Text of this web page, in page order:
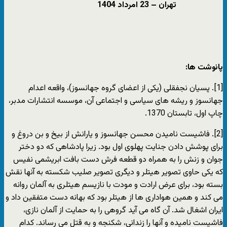
تهران – 23 امرداد 1404
پانوشت ها:
[1]. پسیان نجفقلی (یکی از اعضای گروه جهانسوز)، واقعه اعدام
جهانسوز و ریشه های سیاسی و اجتماعی آن، موسسه انتشارات مدبر،
چاپ اول، تابستان 1370.
[2]. فاشیست نامیدن محسن جهانسوز و یارانش از بیخ و بن دروغ و
برای پوشش دادن جنایت پهلوی اول بود. زیرا پادشاهی که دو دختر
جوان و زنش را به همراه دو قطعه فرش دست بافت ابریشمی نفیس
که یکی حاوی تصویر هیتلر و دیگری تصویر صلیب شکسته به آنها نقش
بسته بود، برای عرض ارادت و مودت با نازیسم هیتلری به آلمان روانه
می کند و همین هواداری ها از هیتلر بود که بهانه دست متفقین داد و
ایران اشغال شد. آن گاه می آید گروهی را به حمایت از آلمان نازی‌،
فاشیست نامیده و آنها را زندانی، شکنجه و به قتل می رساند. کدام